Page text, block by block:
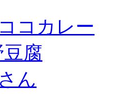
コカレー